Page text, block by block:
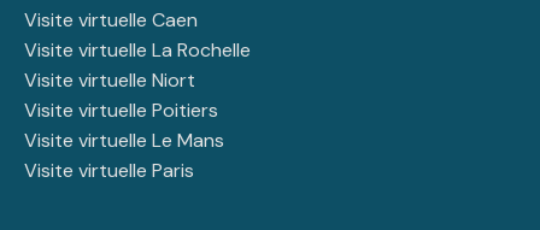
Visite virtuelle Caen
Visite virtuelle La Rochelle
Visite virtuelle Niort
Visite virtuelle Poitiers
Visite virtuelle Le Mans
Visite virtuelle Paris